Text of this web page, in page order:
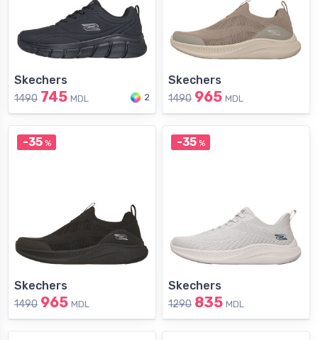
Skechers
1490 745 MDL 2
Skechers
1490 965 MDL
-35%
Skechers
1490 965 MDL
-35%
Skechers
1290 835 MDL